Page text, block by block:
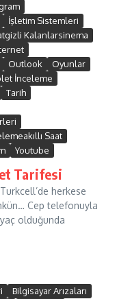
İşletim Sistemleri
Kalanlarsinema
Outlook
Oyunlar
İnceleme
Tarih
Saat
Youtube
Tarifesi
herkese
Cep telefonuyla
olduğunda
Bilgisayar Arızaları